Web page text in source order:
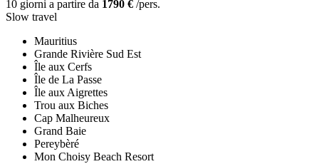
10 giorni a partire da 1790 € /pers.
Slow travel
Mauritius
Grande Rivière Sud Est
Île aux Cerfs
Île de La Passe
Île aux Aigrettes
Trou aux Biches
Cap Malheureux
Grand Baie
Pereybèré
Mon Choisy Beach Resort